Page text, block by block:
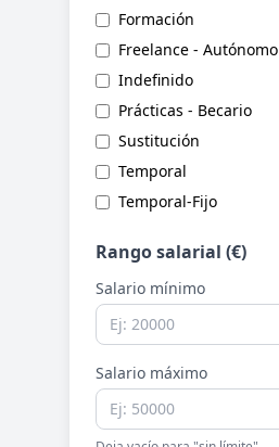
Formación
Freelance - Autónomo
Indefinido
Prácticas - Becario
Sustitución
Temporal
Temporal-Fijo
Rango salarial (€)
Salario mínimo
Salario máximo